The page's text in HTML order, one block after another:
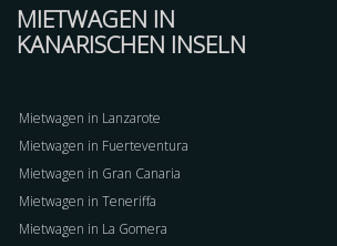
MIETWAGEN IN
KANARISCHEN INSELN
Mietwagen in Lanzarote
Mietwagen in Fuerteventura
Mietwagen in Gran Canaria
Mietwagen in Teneriffa
Mietwagen in La Gomera